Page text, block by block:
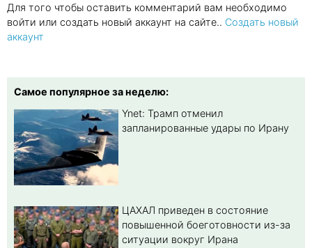
Для того чтобы оставить комментарий вам необходимо
войти или создать новый аккаунт на сайте.. Создать новый
аккаунт
Самое популярное за неделю:
Ynet: Трамп отменил
запланированные удары по Ирану
ЦАХАЛ приведен в состояние
повышенной боеготовности из-за
ситуации вокруг Ирана